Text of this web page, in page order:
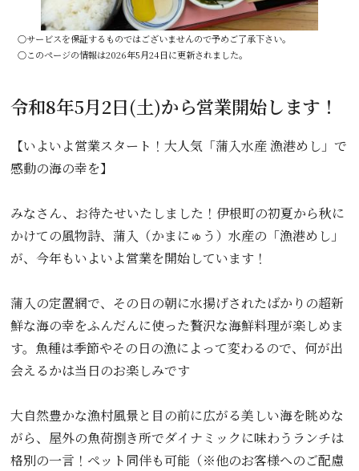
○サービスを保証するものではございませんので予めご了承下さい。
○このページの情報は2026年5月24日に更新されました。
令和8年5月2日(土)から営業開始します！
【いよいよ営業スタート！大人気「蒲入水産 漁港めし」で
感動の海の幸を】
みなさん、お待たせいたしました！伊根町の初夏から秋に
かけての風物詩、蒲入（かまにゅう）水産の「漁港めし」
が、今年もいよいよ営業を開始しています！
蒲入の定置網で、その日の朝に水揚げされたばかりの超新
鮮な海の幸をふんだんに使った贅沢な海鮮料理が楽しめま
す。魚種は季節やその日の漁によって変わるので、何が出
会えるかは当日のお楽しみです
大自然豊かな漁村風景と目の前に広がる美しい海を眺めな
がら、屋外の魚荷捌き所でダイナミックに味わうランチは
格別の一言！ペット同伴も可能（※他のお客様へのご配慮